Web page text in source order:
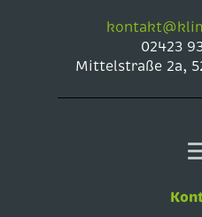
02423
Mittelstraße 2a,